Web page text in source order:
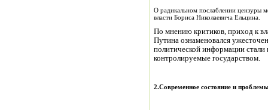
О радикальном послаблении цензуры
власти Бориса Николаевича Ельцина.
По мнению критиков, приход к
Путина ознаменовался
политической информации стали
контролируемые государством.
2.Современное состояние и